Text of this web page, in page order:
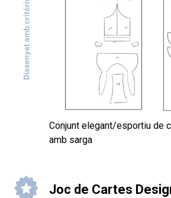
Conjunt elegant/esportiu de
amb sarga
Joc de Cartes